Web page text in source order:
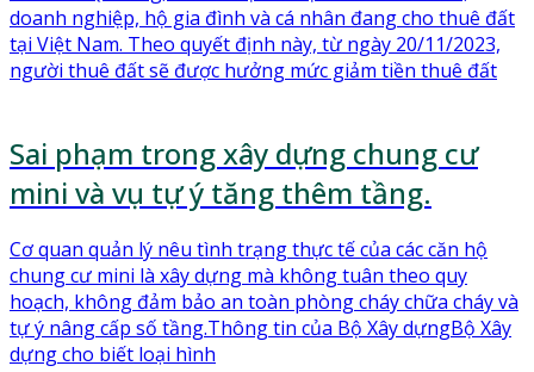
doanh nghiệp, hộ gia đình và cá nhân đang cho thuê đất
tại Việt Nam. Theo quyết định này, từ ngày 20/11/2023,
người thuê đất sẽ được hưởng mức giảm tiền thuê đất
Sai phạm trong xây dựng chung cư
mini và vụ tự ý tăng thêm tầng.
Cơ quan quản lý nêu tình trạng thực tế của các căn hộ
chung cư mini là xây dựng mà không tuân theo quy
hoạch, không đảm bảo an toàn phòng cháy chữa cháy và
tự ý nâng cấp số tầng.Thông tin của Bộ Xây dựngBộ Xây
dựng cho biết loại hình